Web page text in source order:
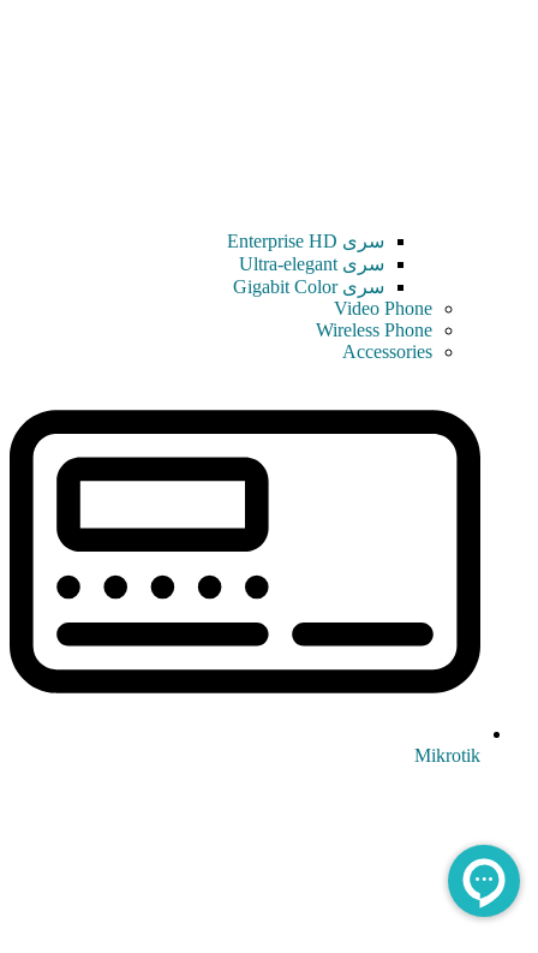
سری Enterprise HD
سری Ultra-elegant
سری Gigabit Color
Video Phone
Wireless Phone
Accessories
Mikrotik